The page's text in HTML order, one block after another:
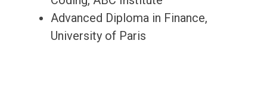
Advanced Diploma in Finance,
University of Paris